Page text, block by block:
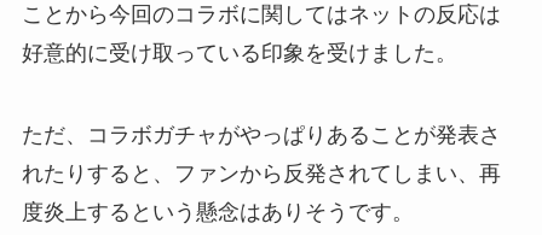
ことから今回のコラボに関してはネットの反応は
好意的に受け取っている印象を受けました。
ただ、コラボガチャがやっぱりあることが発表さ
れたりすると、ファンから反発されてしまい、再
度炎上するという懸念はありそうです。